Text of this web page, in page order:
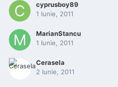
cyprusboy89
1 Iunie, 2011
MarianStancu
1 Iunie, 2011
Cerasela
2 Iunie, 2011